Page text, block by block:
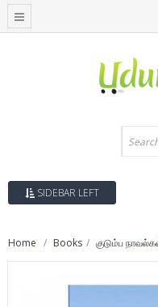
SIDEBAR LEFT
Home Books குடும்ப